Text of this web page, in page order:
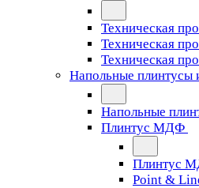
Техническая
Техническая
Техническая
Напольные плинтусы
Напольные
Плинтус МДФ
Плинтус
Point &